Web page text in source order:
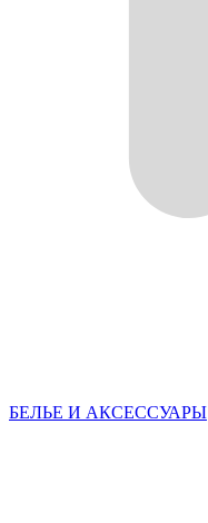
БЕЛЬЕ И АКСЕССУАРЫ